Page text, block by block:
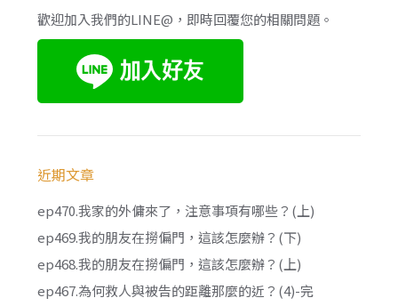
歡迎加入我們的LINE@，即時回覆您的相關問題。
近期文章
ep470.我家的外傭來了，注意事項有哪些？(上)
ep469.我的朋友在撈偏門，這該怎麼辦？(下)
ep468.我的朋友在撈偏門，這該怎麼辦？(上)
ep467.為何救人與被告的距離那麼的近？(4)-完